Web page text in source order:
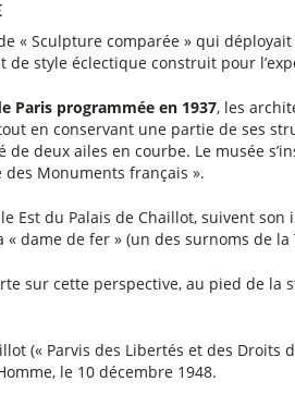
« Sculpture comparée » qui
de style éclectique construit pour
Paris programmée en 1937, les
en conservant une partie de ses
deux ailes en courbe. Le musée
Monuments français ».
Est du Palais de Chaillot, suivent
dame de fer » (un des surnoms de la
sur cette perspective, au pied de la
(« Parvis des Libertés et des Droits
le 10 décembre 1948.